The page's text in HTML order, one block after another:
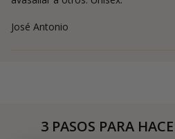
José Antonio
3 PASOS PARA